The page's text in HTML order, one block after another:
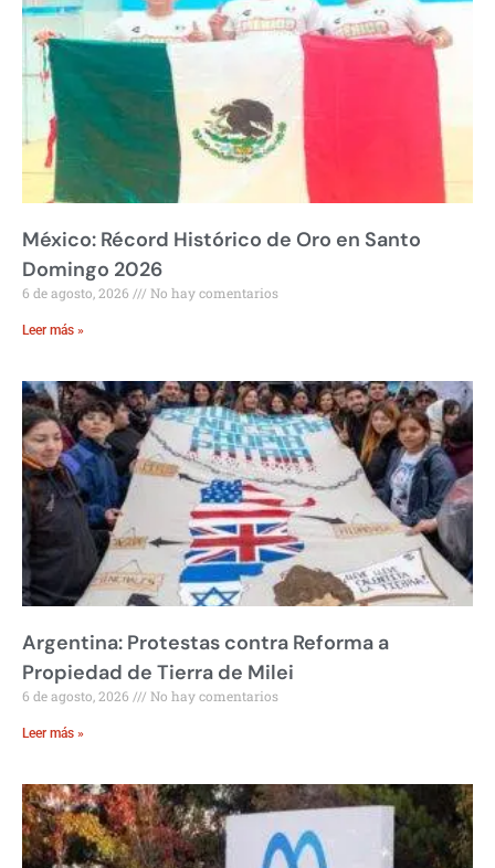
México: Récord Histórico de Oro en Santo
Domingo 2026
6 de agosto, 2026 No hay comentarios
Leer más »
Argentina: Protestas contra Reforma a
Propiedad de Tierra de Milei
6 de agosto, 2026 No hay comentarios
Leer más »